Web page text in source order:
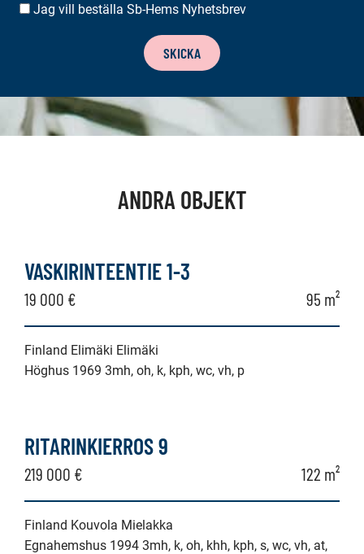
BESTÄLLA
Jag vill beställa Sb-Hems Nyhetsbrev
SKICKA
ANDRA OBJEKT
VASKIRINTEENTIE 1-3
19 000 € 95 m²
Finland Elimäki Elimäki
Höghus 1969 3mh, oh, k, kph, wc, vh, p
RITARINKIERROS 9
219 000 € 122 m²
Finland Kouvola Mielakka
Egnahemshus 1994 3mh, k, oh, khh, kph, s, wc, vh, at,